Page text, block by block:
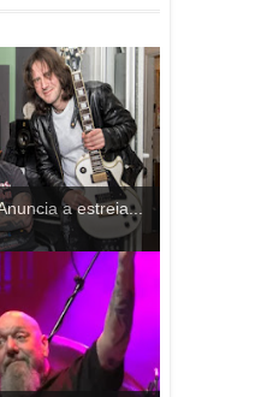
a estreia...